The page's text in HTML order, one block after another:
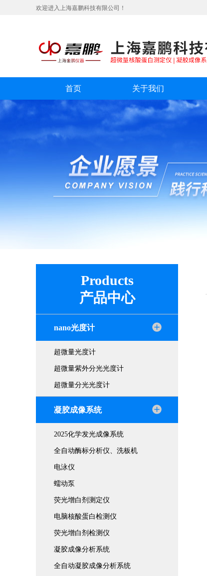
欢迎进入上海嘉鹏科技有限公司！
首页 关于我们
Products
产品中心
nano光度计
超微量光度计
超微量紫外分光光度计
超微量分光光度计
凝胶成像系统
2025化学发光成像系统
全自动酶标分析仪、洗板机
电泳仪
蠕动泵
荧光增白剂测定仪
电脑核酸蛋白检测仪
荧光增白剂检测仪
凝胶成像分析系统
全自动凝胶成像分析系统